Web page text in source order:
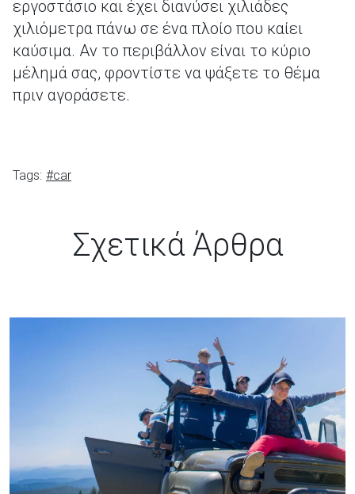
εργοστάσιο και έχει διανύσει χιλιάδες
χιλιόμετρα πάνω σε ένα πλοίο που καίει
καύσιμα. Αν το περιβάλλον είναι το κύριο
μέλημά σας, φροντίστε να ψάξετε το θέμα
πριν αγοράσετε.
Tags: #car
Σχετικά Άρθρα